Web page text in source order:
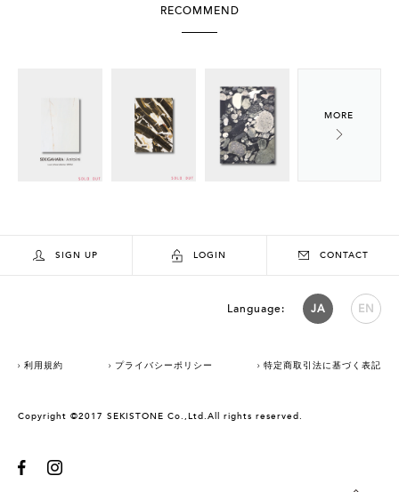
RECOMMEND
SIGN UP LOGIN CONTACT
Language: JA EN
利用規約 プライバシーポリシー 特定商取引法に基づく表記
Copyright ©2017 SEKISTONE Co.,Ltd.All rights reserved.